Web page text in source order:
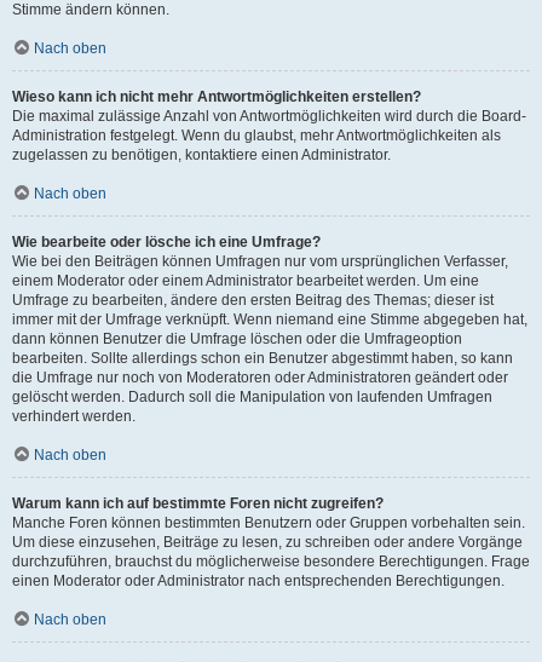
Stimme ändern können.
Nach oben
Wieso kann ich nicht mehr Antwortmöglichkeiten erstellen?
Die maximal zulässige Anzahl von Antwortmöglichkeiten wird durch die Board-
Administration festgelegt. Wenn du glaubst, mehr Antwortmöglichkeiten als
zugelassen zu benötigen, kontaktiere einen Administrator.
Nach oben
Wie bearbeite oder lösche ich eine Umfrage?
Wie bei den Beiträgen können Umfragen nur vom ursprünglichen Verfasser,
einem Moderator oder einem Administrator bearbeitet werden. Um eine
Umfrage zu bearbeiten, ändere den ersten Beitrag des Themas; dieser ist
immer mit der Umfrage verknüpft. Wenn niemand eine Stimme abgegeben hat,
dann können Benutzer die Umfrage löschen oder die Umfrageoption
bearbeiten. Sollte allerdings schon ein Benutzer abgestimmt haben, so kann
die Umfrage nur noch von Moderatoren oder Administratoren geändert oder
gelöscht werden. Dadurch soll die Manipulation von laufenden Umfragen
verhindert werden.
Nach oben
Warum kann ich auf bestimmte Foren nicht zugreifen?
Manche Foren können bestimmten Benutzern oder Gruppen vorbehalten sein.
Um diese einzusehen, Beiträge zu lesen, zu schreiben oder andere Vorgänge
durchzuführen, brauchst du möglicherweise besondere Berechtigungen. Frage
einen Moderator oder Administrator nach entsprechenden Berechtigungen.
Nach oben